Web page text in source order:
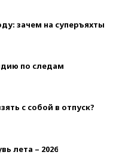
зачем на суперъяхты
по следам
с собой в отпуск?
лета – 2026